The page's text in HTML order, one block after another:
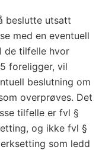
beslutte utsatt
med en eventuell
de tilfelle hvor
foreligger, vil
beslutning om
overprøves. Det
tilfelle er fvl §
og ikke fvl §
som ledd